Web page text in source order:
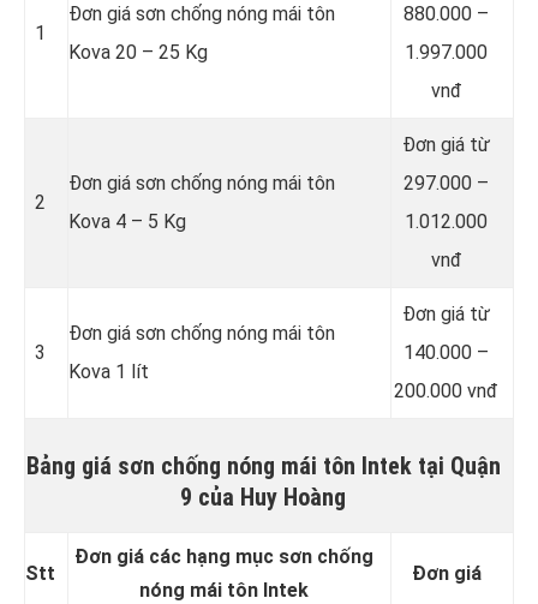
1
Đơn giá sơn chống nóng mái tôn
Kova 20 – 25 Kg
880.000 –
1.997.000
vnđ
2
Đơn giá sơn chống nóng mái tôn
Kova 4 – 5 Kg
Đơn giá từ
297.000 –
1.012.000
vnđ
3
Đơn giá sơn chống nóng mái tôn
Kova 1 lít
Đơn giá từ
140.000 –
200.000 vnđ
Bảng giá sơn chống nóng mái tôn Intek tại Quận
9 của Huy Hoàng
Stt
Đơn giá các hạng mục sơn chống
nóng mái tôn Intek
Đơn giá